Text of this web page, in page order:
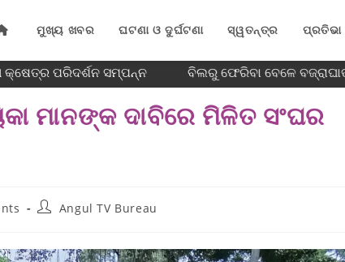
ମୁଖ୍ୟ ଖବର ଘଟଣା ଓ ଦୁର୍ଘଟଣା ସ୍ୱତନ୍ତ୍ର
ପରିଦର୍ଶନ ସମ୍ପନ୍ନ ବିଲରୁ ଫେରିବା ବେଳେ
ମାନଙ୍କ ଦାବିରେ ମିଳିତ ସଂଘର
Angul TV Bureau